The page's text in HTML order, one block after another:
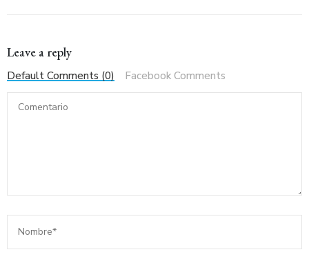
Leave a reply
Default Comments (0) Facebook Comments